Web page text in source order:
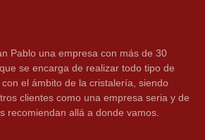
Pablo una empresa con más de 30
se encarga de realizar todo tipo de
el ámbito de la cristalería, siendo
clientes como una empresa seria y de
recomiendan allá a donde vamos.